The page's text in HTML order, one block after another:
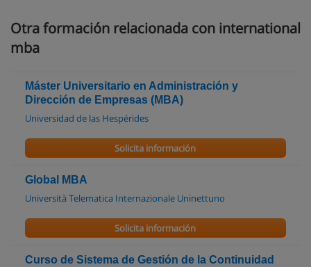
Otra formación relacionada con international
mba
Máster Universitario en Administración y
Dirección de Empresas (MBA)
Universidad de las Hespérides
Solicita información
Global MBA
Università Telematica Internazionale Uninettuno
Solicita información
Curso de Sistema de Gestión de la Continuidad